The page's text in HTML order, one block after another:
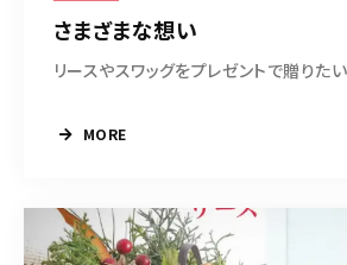
さまざまな想い
リースやスワッグをプレゼントで贈りた
MORE